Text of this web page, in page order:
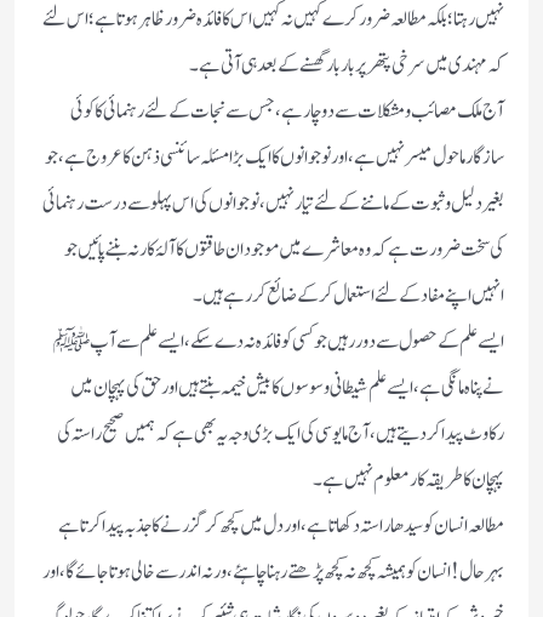
نہیں رہتا؛ بلکہ مطالعہ ضرور کرے کہیں نہ کہیں اس کا فائدہ ضرور ظاہر ہوتا ہے؛ اس لئے
کہ مہندی میں سرخی پتھر پر بار بار گھسنے کے بعد ہی آتی ہے۔
آج ملک مصائب ومشکلات سے دوچار ہے، جس سے نجات کےلئے رہنمائی کا کوئی
سازگار ماحول میسر نہیں ہے، اور نوجوانوں کا ایک بڑا مسئلہ سائنسی ذہن کا عروج ہے ،جو
بغیر دلیل و ثبوت کے ماننے کےلئے تیار نہیں، نوجوانوں کی اس پہلو سے درست رہنمائی
کی سخت ضرورت ہے کہ وہ معاشرے میں موجود ان طاقتوں کا آلۂ کار نہ بننے پائیں جو
انہیں اپنے مفاد کےلئے استعمال کرکے ضائع کر رہے ہیں۔
ایسے علم کے حصول سے دور رہیں جو کسی کو فائدہ نہ دے سکے، ایسے علم سے آپ ﷺ
نے پناہ مانگی ہے، ایسے علم شیطانی وسوسوں کا بیش خیمہ بنتے ہیں اور حق کی پہچان میں
رکاوٹ پیدا کردیتے ہیں ،آج مایوسی کی ایک بڑی وجہ یہ بھی ہے کہ ہمیں صحیح راستہ کی
پہچان کا طریقہ کار معلوم نہیں ہے۔
مطالعہ انسان کو سیدھا راستہ دکھاتا ہے ،اور دل میں کچھ کر گزرنے کا جذبہ پیدا کرتا ہے
بہرحال! انسان کو ہمیشہ کچھ نہ کچھ پڑھتے رہنا چاہئے ،ورنہ اندر سے خالی ہوتا جائے گا،اور